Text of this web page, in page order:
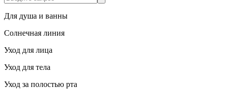
Для душа и ванны
Солнечная линия
Уход для лица
Уход для тела
Уход за полостью рта